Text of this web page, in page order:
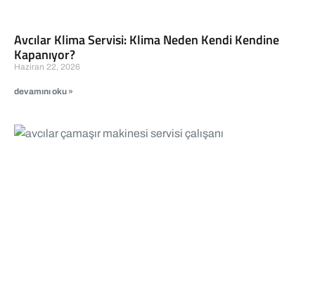
Avcılar Klima Servisi: Klima Neden Kendi Kendine
Kapanıyor?
Haziran 22, 2026
devamını oku »